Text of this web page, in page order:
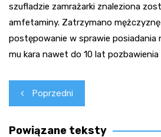
szufladzie zamrażarki znaleziona
amfetaminy. Zatrzymano
postępowanie w sprawie posiadania
mu kara nawet do 10 lat
Nawigacja
wpisu
Poprzedni
Powiązane teksty